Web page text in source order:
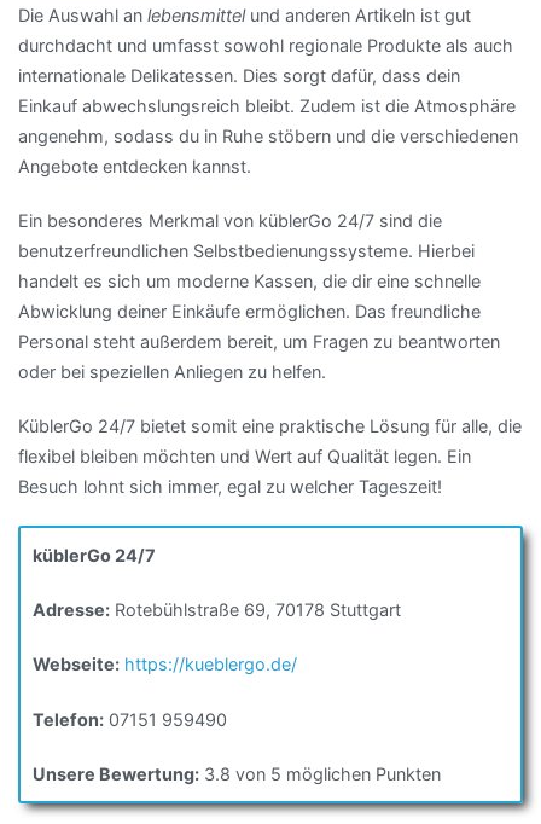
Die Auswahl an lebensmittelund anderen Artikeln ist gut
durchdacht und umfasst sowohl regionale Produkte als auch
internationale Delikatessen. Dies sorgt dafür, dass dein
Einkauf abwechslungsreich bleibt. Zudem ist die Atmosphäre
angenehm, sodass du in Ruhe stöbern und die verschiedenen
Angebote entdecken kannst.
Ein besonderes Merkmal von küblerGo 24/7 sind die
benutzerfreundlichen Selbstbedienungssysteme. Hierbei
handelt es sich um moderne Kassen, die dir eine schnelle
Abwicklung deiner Einkäufe ermöglichen. Das freundliche
Personal steht außerdem bereit, um Fragen zu beantworten
oder bei speziellen Anliegen zu helfen.
KüblerGo 24/7 bietet somit eine praktische Lösung für alle, die
flexibel bleiben möchten und Wert auf Qualität legen. Ein
Besuch lohnt sich immer, egal zu welcher Tageszeit!
küblerGo 24/7
Adresse: Rotebühlstraße 69, 70178 Stuttgart
Webseite: https://kueblergo.de/
Telefon: 07151 959490
Unsere Bewertung: 3.8 von 5 möglichen Punkten